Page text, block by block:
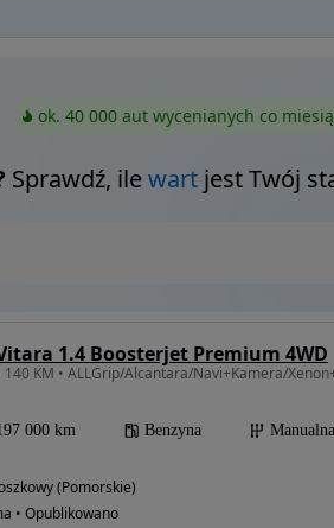
ok. 40 000 aut wycenianych co
Sprawdź, ilewartjest Twój
1.4 Boosterjet Premium 4WD
000 km Benzyna Manualna
(Pomorskie)
• Opublikowano